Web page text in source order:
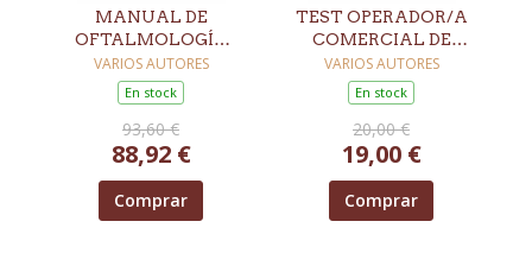
MANUAL DE
OFTALMOLOGÍA
DEL WILLS EYE
HOSPITAL. 9ª ED.
VARIOS AUTORES
En stock
93,60 €
88,92 €
Comprar
TEST OPERADOR/A
COMERCIAL DE
ENTRADA N2 GRUPO
RENFE
VARIOS AUTORES
En stock
20,00 €
19,00 €
Comprar